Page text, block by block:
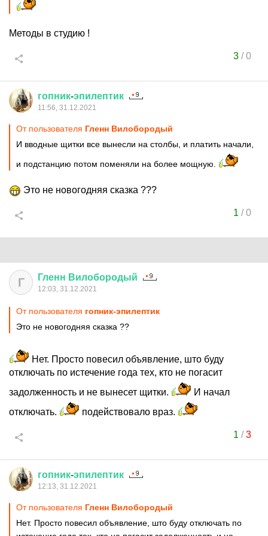
Методы в студию !
3/0
гопник-эпилептик
11:56, 31.12.2021
От пользователя Гленн Вилобородый
И вводные щитки все вынесли на столбы, и платить начали,
и подстанцию потом поменяли на более мощную.
Это не новогодняя сказка ???
1 /0
Г Гленн Вилобородый
12:03, 31.12.2021
От пользователя гопник-эпилептик
Это не новогодняя сказка ??
Нет. Просто повесил объявление, што буду
отключать по истечение года тех, кто не погасит
задолженность и не вынесет щитки.
И начал
отключать.
подействовало враз.
1 /3
гопник-эпилептик
12:13, 31.12.2021
От пользователя Гленн Вилобородый
Нет. Просто повесил объявление, што буду отключать по